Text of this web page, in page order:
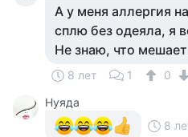
А у меня аллергия
сплю без одеяла, я
Не знаю, что
8 лет 1
0
Нуяда
8